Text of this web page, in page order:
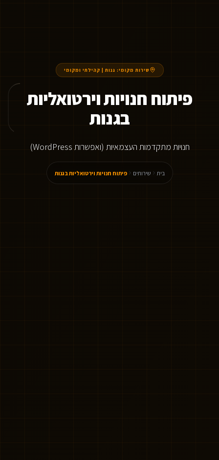
שירות מקומי: גנות| קהילתי ומקומי
פיתוח חנויות וירטואליות
בגנות
חנויות מתקדמות העצמאיות (ואפשרות WordPress)
בית שירותים פיתוח חנויות וירטואליות בגנות